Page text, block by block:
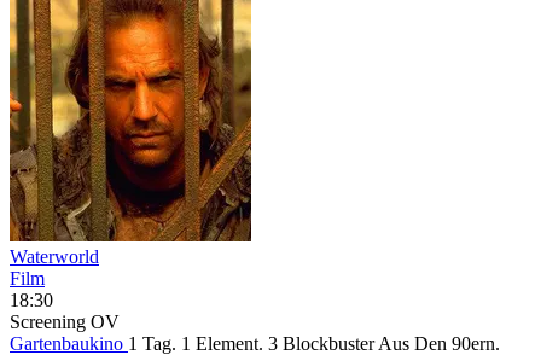
Waterworld
Film
18:30
Screening OV
Gartenbaukino 1 Tag. 1 Element. 3 Blockbuster Aus Den 90ern.